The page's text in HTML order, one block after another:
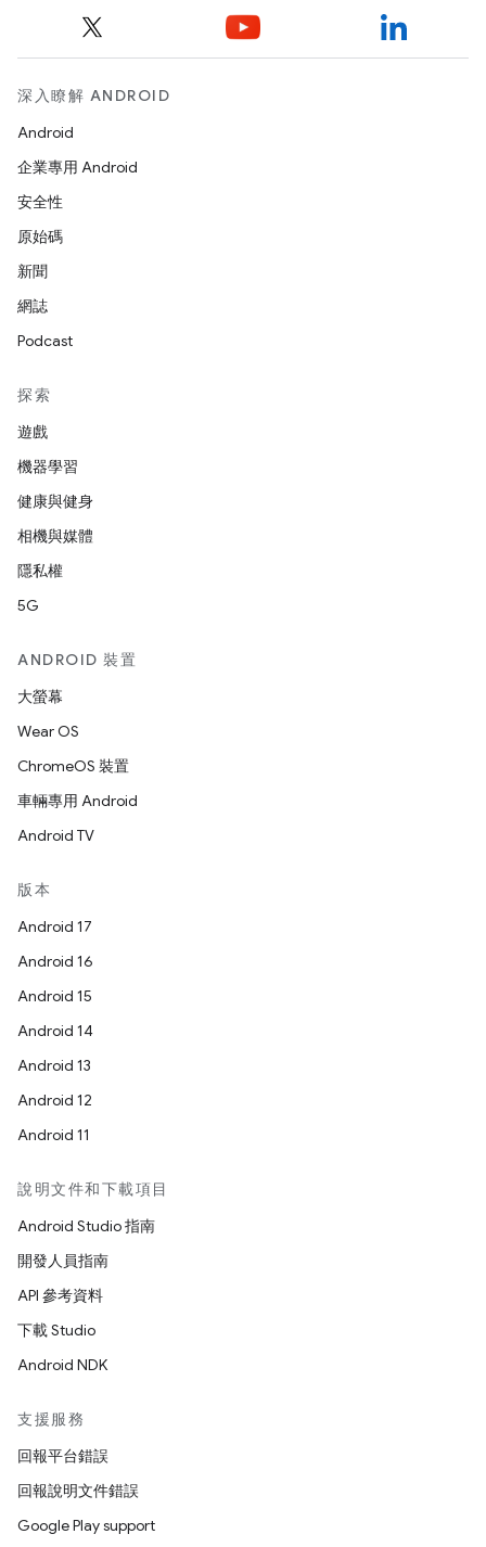
深入瞭解 ANDROID
Android
企業專用 Android
安全性
原始碼
新聞
網誌
Podcast
探索
遊戲
機器學習
健康與健身
相機與媒體
隱私權
5G
ANDROID 裝置
大螢幕
Wear OS
ChromeOS 裝置
車輛專用 Android
Android TV
版本
Android 17
Android 16
Android 15
Android 14
Android 13
Android 12
Android 11
說明文件和下載項目
Android Studio 指南
開發人員指南
API 參考資料
下載 Studio
Android NDK
支援服務
回報平台錯誤
回報說明文件錯誤
Google Play support